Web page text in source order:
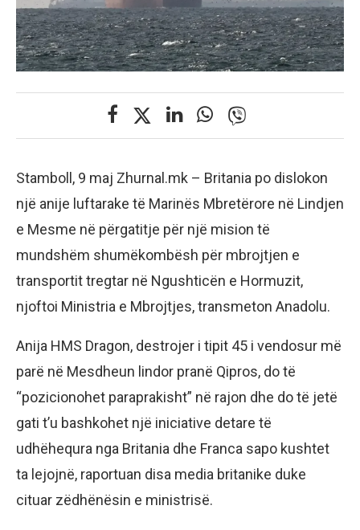
Stamboll, 9 maj Zhurnal.mk – Britania po dislokon
një anije luftarake të Marinës Mbretërore në Lindjen
e Mesme në përgatitje për një mision të
mundshëm shumëkombësh për mbrojtjen e
transportit tregtar në Ngushticën e Hormuzit,
njoftoi Ministria e Mbrojtjes, transmeton Anadolu.
Anija HMS Dragon, destrojer i tipit 45 i vendosur më
parë në Mesdheun lindor pranë Qipros, do të
“pozicionohet paraprakisht” në rajon dhe do të jetë
gati t’u bashkohet një iniciative detare të
udhëhequra nga Britania dhe Franca sapo kushtet
ta lejojnë, raportuan disa media britanike duke
cituar zëdhënësin e ministrisë.